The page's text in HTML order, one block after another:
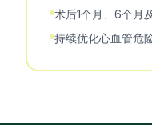
术后1个月、6个月
持续优化心血管危